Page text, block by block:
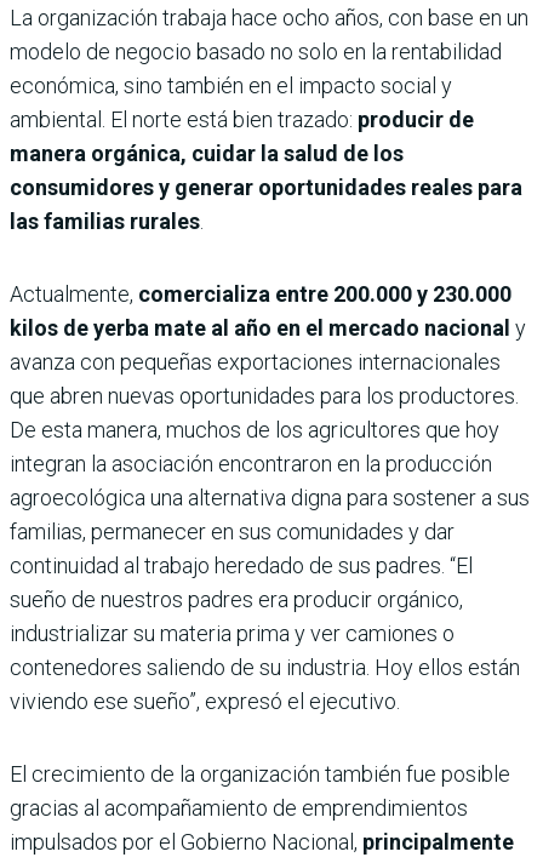
La organización trabaja hace ocho años, con base en un
modelo de negocio basado no solo en la rentabilidad
económica, sino también en el impacto social y
ambiental. El norte está bien trazado: producir de
manera orgánica, cuidar la salud de los
consumidores y generar oportunidades reales para
las familias rurales
Actualmente, comercializa entre 200.000 y 230.000
kilos de yerba mate al año en el mercado nacional y
avanza con pequeñas exportaciones internacionales
que abren nuevas oportunidades para los productores.
De esta manera, muchos de los agricultores que hoy
integran la asociación encontraron en la producción
agroecológica una alternativa digna para sostener a sus
familias, permanecer en sus comunidades y dar
continuidad al trabajo heredado de sus padres. “El
sueño de nuestros padres era producir orgánico,
industrializar su materia prima y ver camiones o
contenedores saliendo de su industria. Hoy ellos están
viviendo ese sueño”, expresó el ejecutivo.
El crecimiento de la organización también fue posible
gracias al acompañamiento de emprendimientos
impulsados por el Gobierno Nacional, principalmente